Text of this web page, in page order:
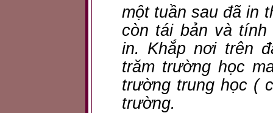
một tuần sau đã in
còn tái bản và
in. Khắp nơi trên
trăm trường học
trường trung học (
trường.